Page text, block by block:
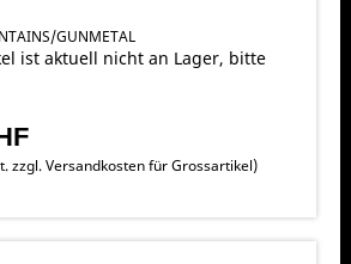
GUNMETAL
ist aktuell nicht an Lager, bitte
zzgl.Versandkosten für Grossartikel)